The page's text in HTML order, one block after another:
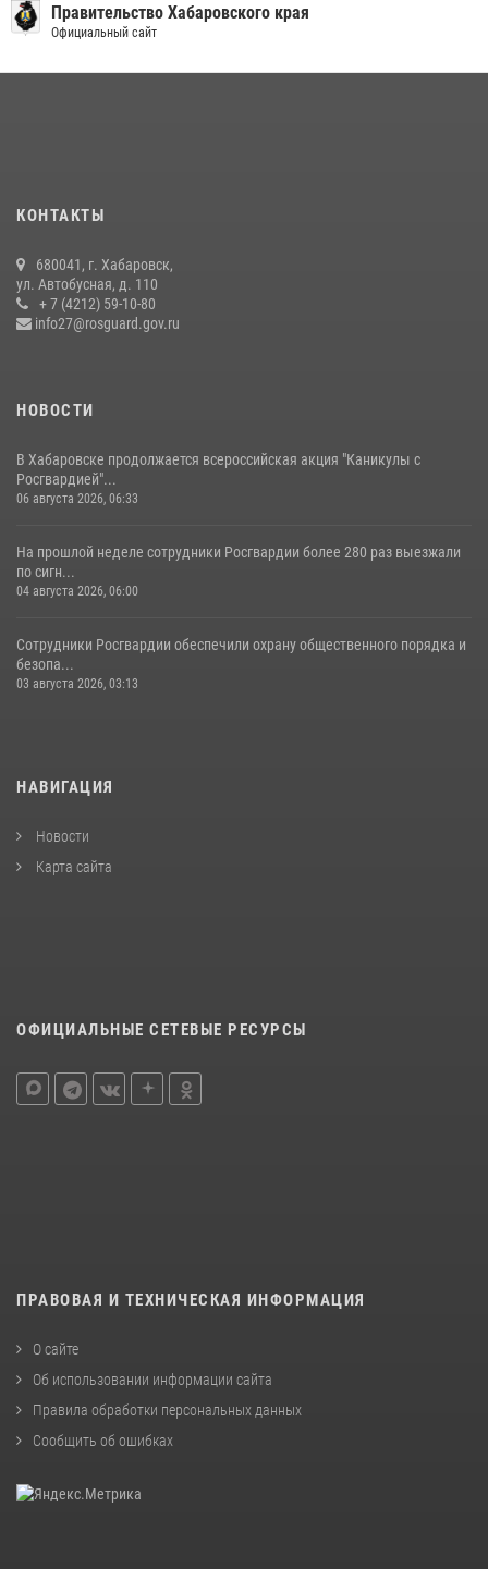
15 июля 2026, 00:27
13 июля 2026, 00:31
гражданам государственные услуги в сфере оборота оружия,
частной детективной и охранной деятельности
17 июля 2026, 03:45
Правительство Хабаровского края
Официальный сайт
КОНТАКТЫ
680041, г. Хабаровск,
ул. Автобусная, д. 110
+ 7 (4212) 59-10-80
info27@rosguard.gov.ru
НОВОСТИ
В Хабаровске продолжается всероссийская акция "Каникулы с
Росгвардией"...
06 августа 2026, 06:33
На прошлой неделе сотрудники Росгвардии более 280 раз выезжали
по сигн...
04 августа 2026, 06:00
Сотрудники Росгвардии обеспечили охрану общественного порядка и
безопа...
03 августа 2026, 03:13
НАВИГАЦИЯ
Новости
Карта сайта
ОФИЦИАЛЬНЫЕ СЕТЕВЫЕ РЕСУРСЫ
ПРАВОВАЯ И ТЕХНИЧЕСКАЯ ИНФОРМАЦИЯ
О сайте
Об использовании информации сайта
Правила обработки персональных данных
Сообщить об ошибках